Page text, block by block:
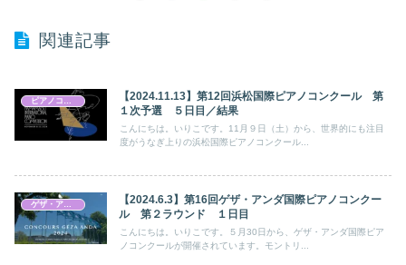
関連記事
ピアノコンクール
【2024.11.13】第12回浜松国際ピアノコンクール 第
１次予選 ５日目／結果
こんにちは。いりこです。11月９日（土）から、世界的にも注目
度がうなぎ上りの浜松国際ピアノコンクール...
ゲザ・アンダ国際ピアノコンクール
【2024.6.3】第16回ゲザ・アンダ国際ピアノコンクー
ル 第２ラウンド １日目
こんにちは。いりこです。５月30日から、ゲザ・アンダ国際ピア
ノコンクールが開催されています。モントリ...